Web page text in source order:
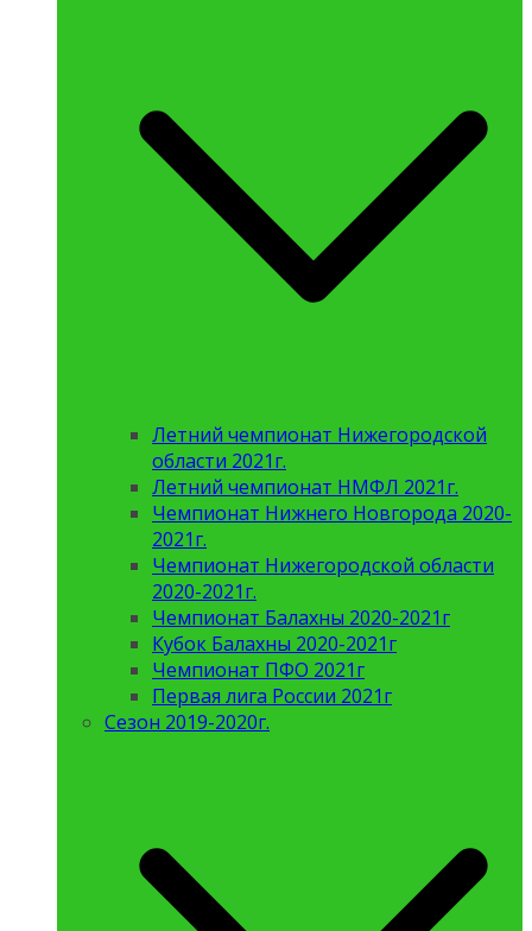
Летний чемпионат Нижегородской
области 2021г.
Летний чемпионат НМФЛ 2021г.
Чемпионат Нижнего Новгорода 2020-
2021г.
Чемпионат Нижегородской области
2020-2021г.
Чемпионат Балахны 2020-2021г
Кубок Балахны 2020-2021г
Чемпионат ПФО 2021г
Первая лига России 2021г
Сезон 2019-2020г.